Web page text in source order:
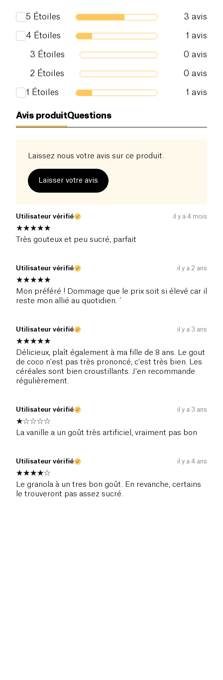
de votre système digestif, vous prenez soin de
votre santé dans sa globalité !
Et cerise sur le gâteau, son emballage est
recyclable.
Sel (g)
5 Étoiles 3 avis
4 Étoiles 1 avis
3 Étoiles 0 avis
2 Étoiles 0 avis
1 Étoiles 1 avis
Avis produitQuestions
Laissez nous votre avis sur ce produit.
Laisser votre avis
Utilisateur vérifié il y a 4 mois
Très gouteux et peu sucré, parfait
Utilisateur vérifié il y a 2 ans
Mon préféré ! Dommage que le prix soit si élevé car il
reste mon allié au quotidien. ´
Utilisateur vérifié il y a 3 ans
Délicieux, plaît également à ma fille de 8 ans. Le gout
de coco n'est pas très prononcé, c'est très bien. Les
céréales sont bien croustillants. J'en recommande
régulièrement.
Utilisateur vérifié il y a 3 ans
La vanille a un goût très artificiel, vraiment pas bon
Utilisateur vérifié il y a 4 ans
Le granola à un tres bon goût. En revanche, certains
le trouveront pas assez sucré.